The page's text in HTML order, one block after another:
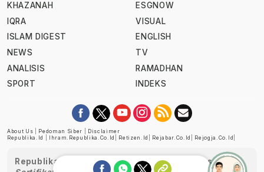
KHAZANAH
IQRA
ISLAM DIGEST
NEWS
ANALISIS
SPORT
ESGNOW
VISUAL
ENGLISH
TV
RAMADHAN
INDEKS
About Us Pedoman Siber
Disclaimer
Republika.id
Ihram.republika.co.id Retizen.id Rejabar.co.id Rejogja.co.id
Republika telah diverifikasi oleh Dewan Pers